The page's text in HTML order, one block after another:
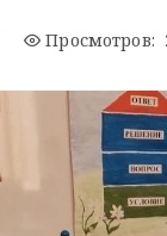
Просмотров: